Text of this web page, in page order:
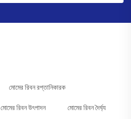
মোমের রিবন রপ্তানিকারক
মোমের রিবন উৎপাদন মোমের রিবন দৈর্ঘ্য